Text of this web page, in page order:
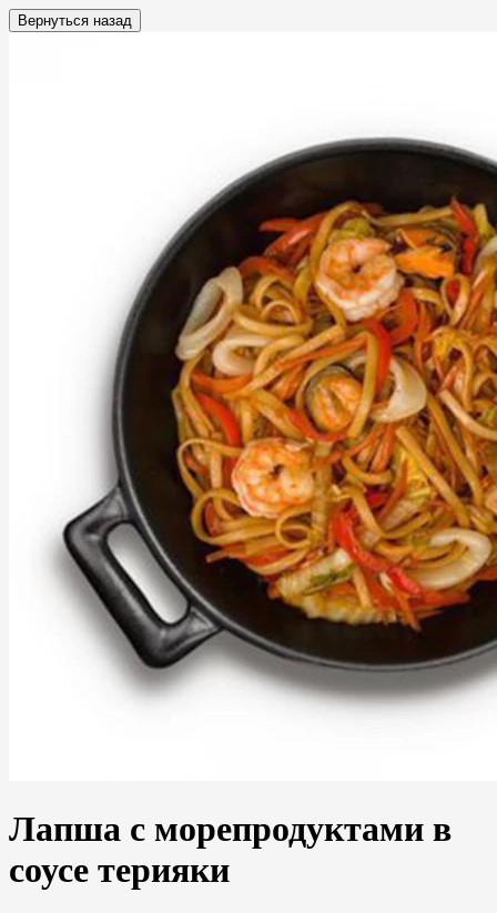
Вернуться назад
Лапша с морепродуктами в
соусе терияки